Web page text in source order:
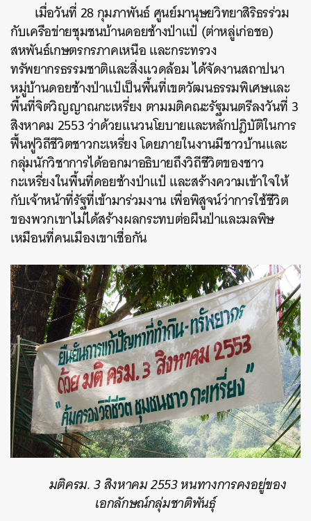
เมื่อวันที่ 28 กุมภาพันธ์ ศูนย์มานุษยวิทยาสิริธรร่วม
กับเครือข่ายชุมชนบ้านดอยช้างป่าแป๋ (ต่าหลู่เก่อชอ)
สหพันธ์เกษตรกรภาคเหนือ และกระทรวง
ทรัพยากรธรรมชาติและสิ่งแวดล้อม ได้จัดงานสถาปนา
หมู่บ้านดอยช้างป่าแป๋เป็นพื้นที่เขตวัฒนธรรมพิเศษและ
พื้นที่จิตวิญญาณกะเหรี่ยง ตามมติคณะรัฐมนตรีลงวันที่ 3
สิงหาคม 2553 ว่าด้วยแนวนโยบายและหลักปฎิบัติในการ
ฟื้นฟูวิถีชีวิตชาวกะเหรี่ยง โดยภายในงานมีชาวบ้านและ
กลุ่มนักวิชาการได้ออกมาอธิบายถึงวิถีชีวิตของชาว
กะเหรี่ยงในพื้นที่ดอยช้างป่าแป๋ และสร้างความเข้าใจให้
กับเจ้าหน้าที่รัฐที่เข้ามาร่วมงาน เพื่อพิสูจน์ว่าการใช้ชีวิต
ของพวกเขาไม่ได้สร้างผลกระทบต่อผืนป่าและมลพิษ
เหมือนที่คนเมืองเขาเชื่อกัน
มติครม. 3 สิงหาคม 2553 หนทางการคงอยู่ของ
เอกลักษณ์กลุ่มชาติพันธุ์